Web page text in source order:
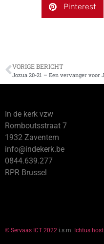
Pinterest
VORIGE BERICHT
In de kerk vzw
Romboutsstraat 7
1932 Zaventem
info@indekerk.be
0844.639.277
RPR Brussel
© Servaas ICT 2022 i.s.m. Ichtus